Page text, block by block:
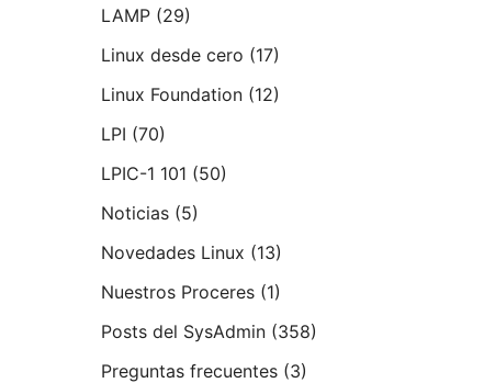
LAMP(29)
Linux desde cero (17)
Linux Foundation(12)
LPI (70)
LPIC-1 101 (50)
Noticias(5)
Novedades Linux (13)
Nuestros Proceres(1)
Posts del SysAdmin(358)
Preguntas frecuentes(3)